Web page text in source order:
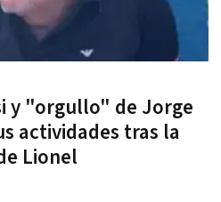
y "orgullo" de Jorge
actividades tras la
Lionel